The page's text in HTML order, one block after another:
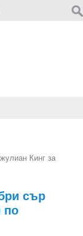
Кинг за
сър
по